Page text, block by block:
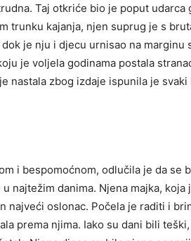
Taj otkriće bio je poput udarca
trunku kajanja, njen suprug je s
je nju i djecu urnisao na marginu
je voljela godinama postala
nastala zbog izdaje ispunila je svaki
i bespomoćnom, odlučila je da se
najtežim danima. Njena majka, koja
najveći oslonac. Počela je raditi i
prema njima. Iako su dani bili